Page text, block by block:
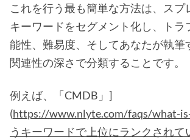
これを行う最も簡単な方法は、スプ
キーワードをセグメント化し、トラ
能性、難易度、そしてあなたが執筆
関連性の深さで分類することです。
例えば、「CMDB」]
(https://www.nlyte.com/faqs/what-
うキーワードで上位にランクされ